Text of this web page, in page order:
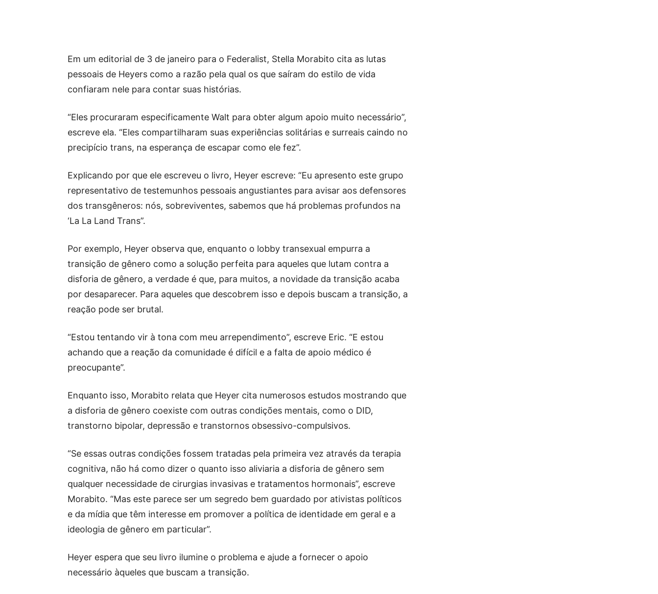
Em um editorial de 3 de janeiro para o Federalist, Stella Morabito cita as lutas
pessoais de Heyers como a razão pela qual os que saíram do estilo de vida
confiaram nele para contar suas histórias.
“Eles procuraram especificamente Walt para obter algum apoio muito necessário”,
escreve ela. “Eles compartilharam suas experiências solitárias e surreais caindo no
precipício trans, na esperança de escapar como ele fez”.
Explicando por que ele escreveu o livro, Heyer escreve: “Eu apresento este grupo
representativo de testemunhos pessoais angustiantes para avisar aos defensores
dos transgêneros: nós, sobreviventes, sabemos que há problemas profundos na
‘La La Land Trans”.
Por exemplo, Heyer observa que, enquanto o lobby transexual empurra a
transição de gênero como a solução perfeita para aqueles que lutam contra a
disforia de gênero, a verdade é que, para muitos, a novidade da transição acaba
por desaparecer. Para aqueles que descobrem isso e depois buscam a transição, a
reação pode ser brutal.
“Estou tentando vir à tona com meu arrependimento”, escreve Eric. “E estou
achando que a reação da comunidade é difícil e a falta de apoio médico é
preocupante”.
Enquanto isso, Morabito relata que Heyer cita numerosos estudos mostrando que
a disforia de gênero coexiste com outras condições mentais, como o DID,
transtorno bipolar, depressão e transtornos obsessivo-compulsivos.
“Se essas outras condições fossem tratadas pela primeira vez através da terapia
cognitiva, não há como dizer o quanto isso aliviaria a disforia de gênero sem
qualquer necessidade de cirurgias invasivas e tratamentos hormonais”, escreve
Morabito. “Mas este parece ser um segredo bem guardado por ativistas políticos
e da mídia que têm interesse em promover a política de identidade em geral e a
ideologia de gênero em particular”.
Heyer espera que seu livro ilumine o problema e ajude a fornecer o apoio
necessário àqueles que buscam a transição.